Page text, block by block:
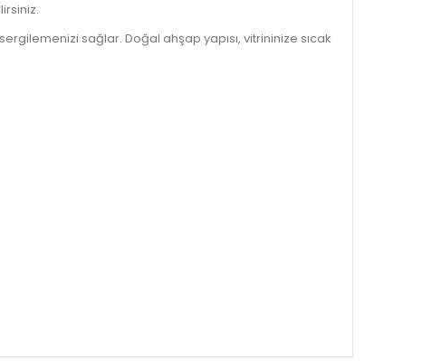
sağlar. Doğal ahşap yapısı, vitrininize sıcak